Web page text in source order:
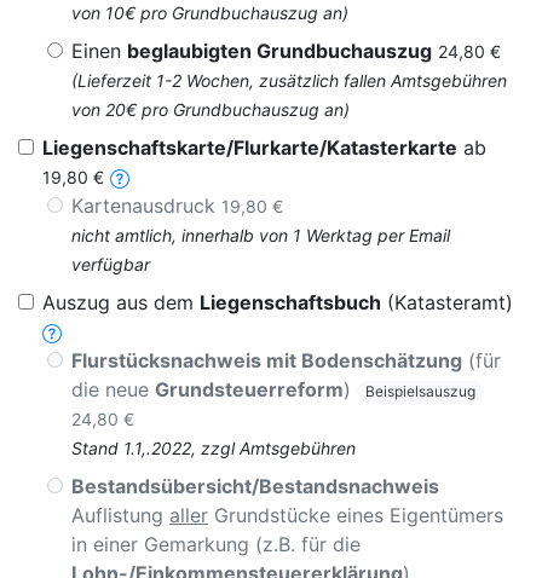
von 10€ pro Grundbuchauszug an)
Einen beglaubigten Grundbuchauszug 24,80 €
(Lieferzeit 1-2 Wochen, zusätzlich fallen Amtsgebühren
von 20€ pro Grundbuchauszug an)
Liegenschaftskarte/Flurkarte/Katasterkarte ab
19,80 €
Kartenausdruck 19,80 €
nicht amtlich, innerhalb von 1 Werktag per Email
verfügbar
Auszug aus dem Liegenschaftsbuch (Katasteramt)
Flurstücksnachweis mit Bodenschätzung (für
die neue Grundsteuerreform) Beispielsauszug
24,80 €
Stand 1.1,.2022, zzgl Amtsgebühren
Bestandsübersicht/Bestandsnachweis
Auflistung aller Grundstücke eines Eigentümers
in einer Gemarkung (z.B. für die
Lohn-/Einkommensteuererklärung)